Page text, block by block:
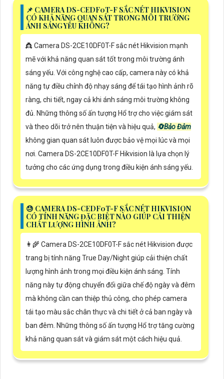
📌 CAMERA DS-CEDF0T-F SẮC NÉT HIKVISION
CÓ KHẢ NĂNG QUAN SÁT TRONG MÔI TRƯỜNG
ÁNH SÁNG YẾU KHÔNG?
👸 Camera DS-2CE10DF0T-F sắc nét Hikvision mạnh
mẽ với khả năng quan sát tốt trong môi trường ánh
sáng yếu. Với công nghệ cao cấp, camera này có khả
năng tự điều chỉnh độ nhạy sáng để tái tạo hình ảnh rõ
ràng, chi tiết, ngay cả khi ánh sáng môi trường không
đủ. Những thông số ấn tượng Hổ trợ cho việc giám sát
và theo dõi trở nên thuận tiện và hiệu quả, 🔄Bảo Đảm
không gian quan sát luôn được bảo vệ mọi lúc và mọi
nơi. Camera DS-2CE10DF0T-F Hikvision là lựa chọn lý
tưởng cho các ứng dụng trong điều kiện ánh sáng yếu.
😓 CAMERA DS-CEDF0T-F SẮC NÉT HIKVISION
CÓ TÍNH NĂNG ĐẶC BIỆT NÀO GIÚP CẢI THIỆN
CHẤT LƯỢNG HÌNH ẢNH?
👩‍🌾 Camera DS-2CE10DF0T-F sắc nét Hikvision được
trang bị tính năng True Day/Night giúp cải thiện chất
lượng hình ảnh trong mọi điều kiện ánh sáng. Tính
năng này tự động chuyển đổi giữa chế độ ngày và đêm
mà không cần can thiệp thủ công, cho phép camera
tái tạo màu sắc chân thực và chi tiết ở cả ban ngày và
ban đêm. Những thông số ấn tượng Hổ trợ tăng cường
khả năng quan sát và giám sát một cách hiệu quả.